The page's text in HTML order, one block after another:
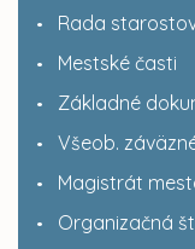
Rada
Mestské časti
Základné
Všeob.
Magistrát
Organizačná